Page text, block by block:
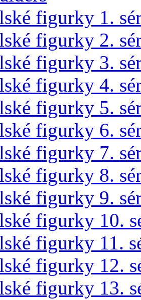
figurky 1.
figurky 2.
figurky 3.
figurky 4.
figurky 5.
figurky 6.
figurky 7.
figurky 8.
figurky 9.
figurky 10.
figurky 11.
figurky 12.
figurky 13.